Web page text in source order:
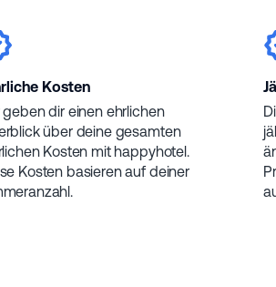
Kosten
geben dir einen ehrlichen
über deine gesamten
Kosten mit happyhotel.
Kosten basieren auf deiner